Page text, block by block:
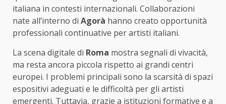
italiana in contesti internazionali. Collaborazioni
nate all’interno di Agorà hanno creato opportunità
professionali continuative per artisti italiani.
La scena digitale di Roma mostra segnali di vivacità,
ma resta ancora piccola rispetto ai grandi centri
europei. I problemi principali sono la scarsità di spazi
espositivi adeguati e le difficoltà per gli artisti
emergenti. Tuttavia, grazie a istituzioni formative e a